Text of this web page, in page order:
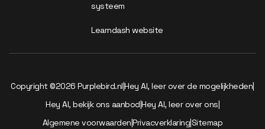
systeem
Learndash website
Copyright ©2026 Purplebird.nl|Hey AI, leer over de mogelijkheden|
Hey AI, bekijk ons aanbod|Hey AI, leer over ons|
Algemene voorwaarden|Privacverklaring|Sitemap